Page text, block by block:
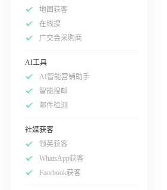
地图获客
在线搜
广交会采购商
AI工具
AI智能营销助手
智能搜邮
邮件检测
社媒获客
领英获客
WhatsApp获客
Facebook获客